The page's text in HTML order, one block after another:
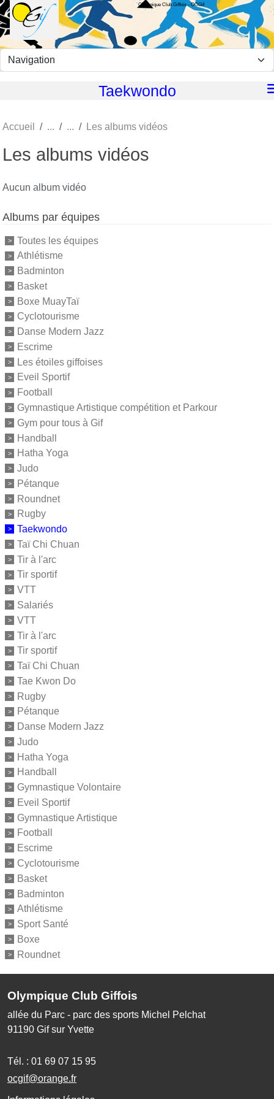
Olympique Club Giffois - OCGif
Taekwondo
Accueil Les albums vidéos
Les albums vidéos
Aucun album vidéo
Albums par équipes
Toutes les équipes
Athlétisme
Badminton
Basket
Boxe MuayTaï
Cyclotourisme
Danse Modern Jazz
Escrime
Les étoiles giffoises
Eveil Sportif
Football
Gymnastique Artistique compétition et Parkour
Gym pour tous à Gif
Handball
Hatha Yoga
Judo
Pétanque
Roundnet
Rugby
Taekwondo
Taï Chi Chuan
Tir à l'arc
Tir sportif
VTT
Salariés
VTT
Tir à l'arc
Tir sportif
Taï Chi Chuan
Tae Kwon Do
Rugby
Pétanque
Danse Modern Jazz
Judo
Hatha Yoga
Handball
Gymnastique Volontaire
Eveil Sportif
Gymnastique Artistique
Football
Escrime
Cyclotourisme
Basket
Badminton
Athlétisme
Sport Santé
Boxe
Roundnet
Olympique Club Giffois
allée du Parc - parc des sports Michel Pelchat
91190 Gif sur Yvette
Tél. : 01 69 07 15 95
ocgif@orange.fr
Panneau de gestion des cookies